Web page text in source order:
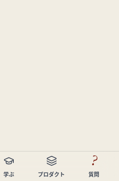
学ぶ プロダクト
?
質問